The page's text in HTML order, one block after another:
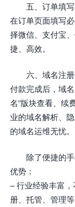
五、订单填
在订单页面填写
择微信、支付宝
捷、高效。
六、域名注
付款完成后，域
名”版块查看、续
业的域名解析、
的域名运维无忧。
除了便捷的
优势：
– 行业经验丰富
册、托管、管理